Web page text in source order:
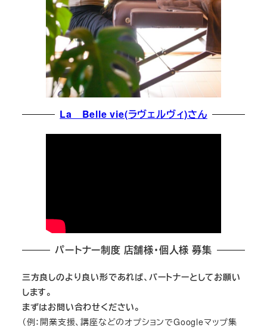
La Belle vie(ラヴェルヴィ)さん
パートナー制度 店舗様・個人様 募集
三方良しのより良い形であれば、パートナーとしてお願い
します。
まずはお問い合わせください。
（例：開業支援、講座などのオプションでGoogleマップ集